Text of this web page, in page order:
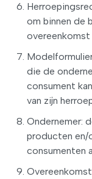
om binnen de
die de
consument
van zijn
Ondernemer:
producten en/
consumenten